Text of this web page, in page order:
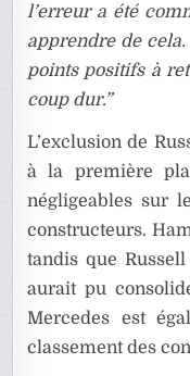
l’erreur a été
apprendre de
points positifs à
coup dur.”
L’exclusion de
à la première
négligeables sur
constructeurs.
tandis que
aurait pu
Mercedes est
classement des